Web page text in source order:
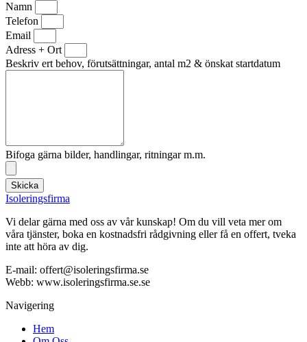
Namn
Telefon
Email
Adress + Ort
Beskriv ert behov, förutsättningar, antal m2 & önskat startdatum
Bifoga gärna bilder, handlingar, ritningar m.m.
Skicka
Isoleringsfirma
Vi delar gärna med oss av vår kunskap! Om du vill veta mer om
våra tjänster, boka en kostnadsfri rådgivning eller få en offert, tveka
inte att höra av dig.
E-mail: offert@isoleringsfirma.se
Webb: www.isoleringsfirma.se.se
Navigering
Hem